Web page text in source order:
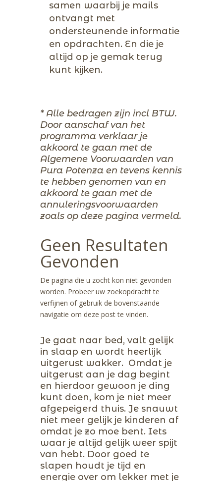
samen waarbij je mails
ontvangt met
ondersteunende informatie
en opdrachten. En die je
altijd op je gemak terug
kunt kijken.
* Alle bedragen zijn incl BTW.
Door aanschaf van het
programma verklaar je
akkoord te gaan met de
Algemene Voorwaarden van
Pura Potenza en tevens kennis
te hebben genomen van en
akkoord te gaan met de
annuleringsvoorwaarden
zoals op deze pagina vermeld.
Geen Resultaten
Gevonden
De pagina die u zocht kon niet gevonden
worden. Probeer uw zoekopdracht te
verfijnen of gebruik de bovenstaande
navigatie om deze post te vinden.
Je gaat naar bed, valt gelijk
in slaap en wordt heerlijk
uitgerust wakker. Omdat je
uitgerust aan je dag begint
en hierdoor gewoon je ding
kunt doen, kom je niet meer
afgepeigerd thuis. Je snauwt
niet meer gelijk je kinderen af
omdat je zo moe bent. Iets
waar je altijd gelijk weer spijt
van hebt. Door goed te
slapen houdt je tijd en
energie over om lekker met je